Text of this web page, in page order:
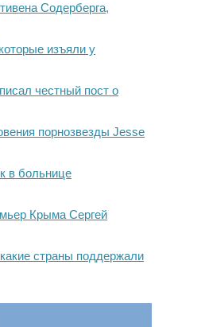
Содерберга,
изъяли у
честный пост о
порнозвезды Jesse
в больнице
Крыма Сергей
страны поддержали